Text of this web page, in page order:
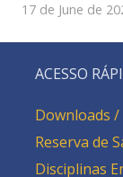
17 de June de
ACESSO
Downloads
Reserva de
Disciplinas